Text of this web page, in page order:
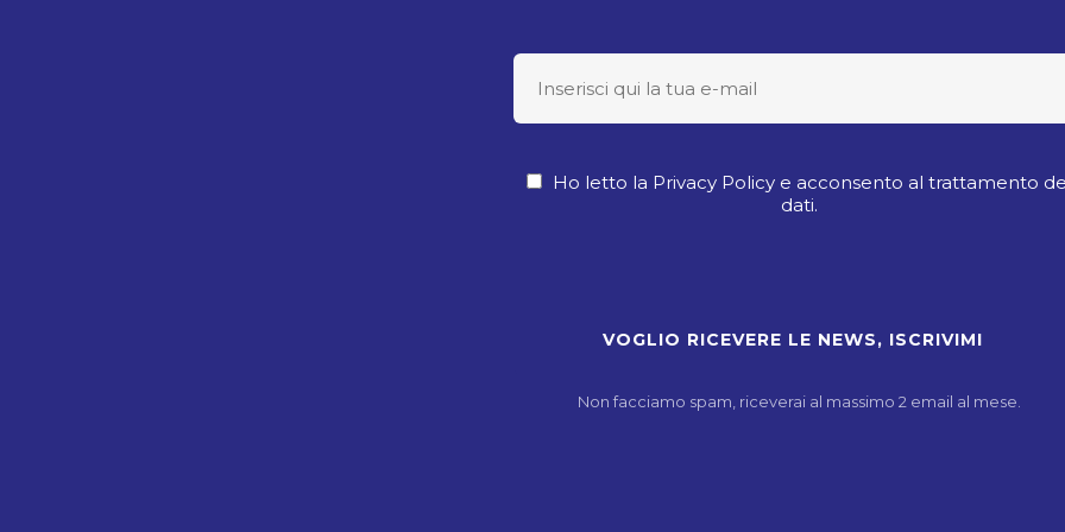
Ho letto la Privacy Policy e acconsento al trattamento
dati.
Non facciamo spam, riceverai al massimo 2 email al mese.